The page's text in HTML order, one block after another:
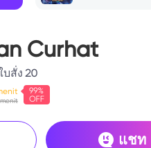
Curhat
บสั่ง 20
แชท